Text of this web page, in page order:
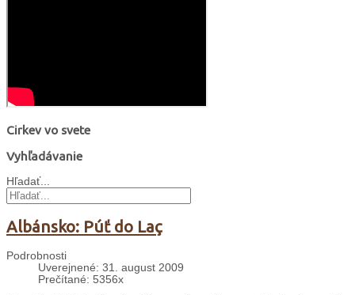
Cirkev vo svete
Vyhľadávanie
Hľadať...
Albánsko: Púť do Laç
Podrobnosti
Uverejnené: 31. august 2009
Prečítané: 5356x